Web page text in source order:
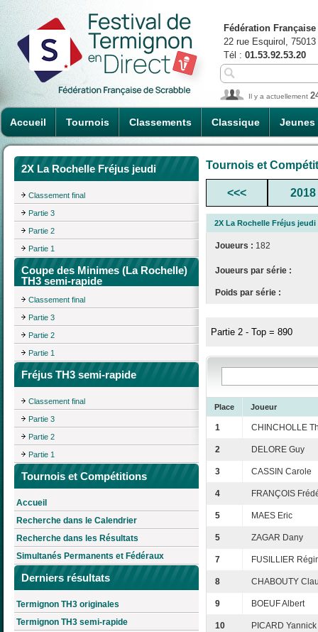
Accueil Tournois Classements Classique Jeunes
Fédération
22 rue Esquirol,
Tél : 01.53.92.53.20
Il y a actuellement
2X La Rochelle Fréjus jeudi
Classement final
Partie 3
Partie 2
Partie 1
Coupe des Minimes (La Rochelle)
TH3 semi-rapide
Classement final
Partie 3
Partie 2
Partie 1
Fréjus TH3 semi-rapide
Classement final
Partie 3
Partie 2
Partie 1
Tournois et Compétitions
Accueil
Recherche dans le Calendrier
Recherche dans les Résultats
Simultanés Permanents et Fédéraux
Derniers résultats
Termignon TH3 originales
Termignon TH3 semi-rapide
Tournois et
<<< 2018
2X La Rochelle Fréjus jeudi
Joueurs : 182
Joueurs par série :
Poids par série :
Partie 2 - Top = 890
Place Joueur
1 CHINCHOLLE
2 DELORE Guy
3 CASSIN Carole
4 FRANÇOIS
5 MAES Eric
5 ZAGAR Dany
7 FUSILLIER
8 CHABOUTY
9 BOEUF Albert
10 PICARD Yannick